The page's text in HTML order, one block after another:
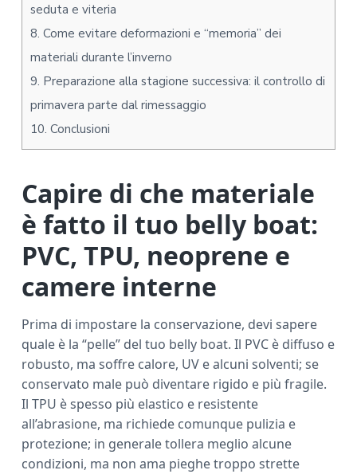
seduta e viteria
8. Come evitare deformazioni e “memoria” dei
materiali durante l’inverno
9. Preparazione alla stagione successiva: il controllo di
primavera parte dal rimessaggio
10. Conclusioni
Capire di che materiale
è fatto il tuo belly boat:
PVC, TPU, neoprene e
camere interne
Prima di impostare la conservazione, devi sapere
quale è la “pelle” del tuo belly boat. Il PVC è diffuso e
robusto, ma soffre calore, UV e alcuni solventi; se
conservato male può diventare rigido e più fragile.
Il TPU è spesso più elastico e resistente
all’abrasione, ma richiede comunque pulizia e
protezione; in generale tollera meglio alcune
condizioni, ma non ama pieghe troppo strette